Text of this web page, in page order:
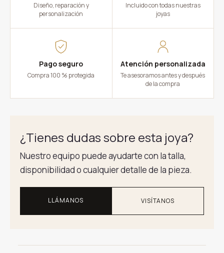
Diseño, reparación y
personalización
Incluido con todas nuestras
joyas
Pago seguro
Compra 100 % protegida
Atención personalizada
Te asesoramos antes y después
de la compra
¿Tienes dudas sobre esta joya?
Nuestro equipo puede ayudarte con la talla,
disponibilidad o cualquier detalle de la pieza.
LLÁMANOS VISÍTANOS